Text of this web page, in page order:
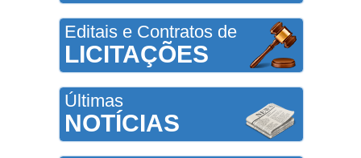
Editais e Contratos de
LICITAÇÕES
Últimas
NOTÍCIAS